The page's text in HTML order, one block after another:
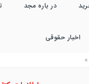
در باره مجد
اخبار حقوقی